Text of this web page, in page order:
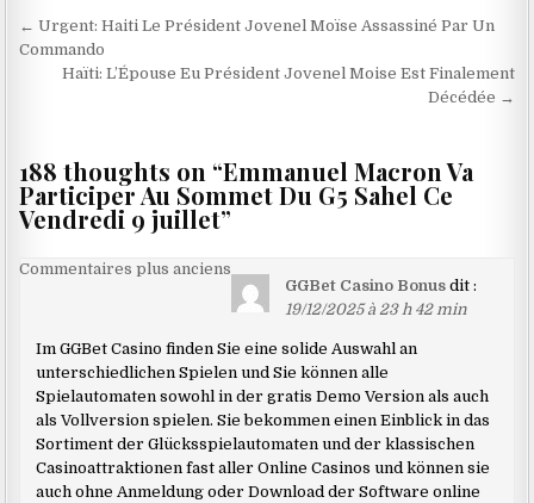
Navigation
de
l’article
← Urgent: Haiti Le Président Jovenel Moïse Assassiné Par Un
Commando
Haïti: L’Épouse Eu Président Jovenel Moise Est Finalement
Décédée →
188 thoughts on “Emmanuel Macron Va
Participer Au Sommet Du G5 Sahel Ce
Vendredi 9 juillet”
Navigation
les
commentaires
Commentaires plus anciens
GGBet Casino Bonus dit :
19/12/2025 à 23 h 42 min
Im GGBet Casino finden Sie eine solide Auswahl an
unterschiedlichen Spielen und Sie können alle
Spielautomaten sowohl in der gratis Demo Version als auch
als Vollversion spielen. Sie bekommen einen Einblick in das
Sortiment der Glücksspielautomaten und der klassischen
Casinoattraktionen fast aller Online Casinos und können sie
auch ohne Anmeldung oder Download der Software online